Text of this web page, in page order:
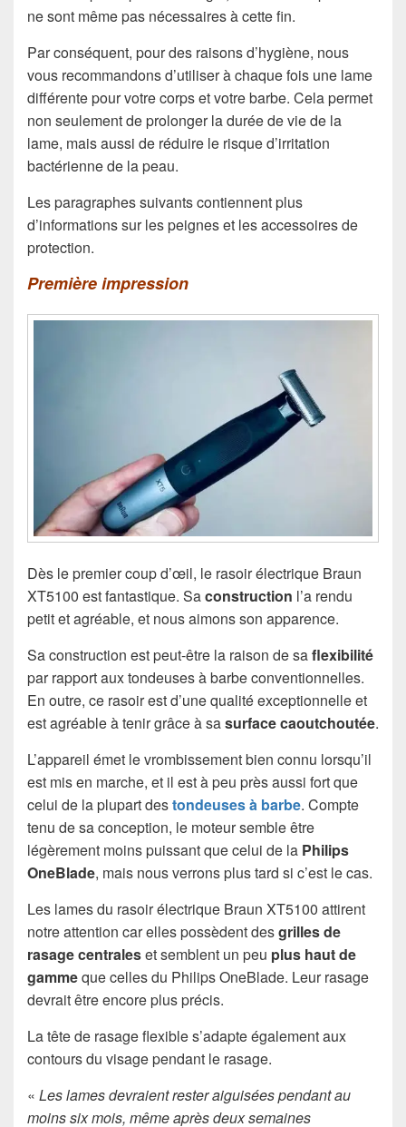
ne sont même pas nécessaires à cette fin.
Par conséquent, pour des raisons d’hygiène, nous
vous recommandons d’utiliser à chaque fois une lame
différente pour votre corps et votre barbe. Cela permet
non seulement de prolonger la durée de vie de la
lame, mais aussi de réduire le risque d’irritation
bactérienne de la peau.
Les paragraphes suivants contiennent plus
d’informations sur les peignes et les accessoires de
protection.
Première impression
Dès le premier coup d’œil, le rasoir électrique Braun
XT5100 est fantastique. Saconstruction l’a rendu
petit et agréable, et nous aimons son apparence.
Sa construction est peut-être la raison de saflexibilité
par rapport aux tondeuses à barbe conventionnelles.
En outre, ce rasoir est d’une qualité exceptionnelle et
est agréable à tenir grâce à sasurface caoutchoutée.
L’appareil émet le vrombissement bien connu lorsqu’il
est mis en marche, et il est à peu près aussi fort que
celui de la plupart destondeuses à barbe. Compte
tenu de sa conception, le moteur semble être
légèrement moins puissant que celui de la Philips
OneBlade, mais nous verrons plus tard si c’est le cas.
Les lames du rasoir électrique Braun XT5100 attirent
notre attention car elles possèdent desgrilles de
rasage centraleset semblent un peu plus haut de
gammeque celles du Philips OneBlade. Leur rasage
devrait être encore plus précis.
La tête de rasage flexible s’adapte également aux
contours du visage pendant le rasage.
« Les lames devraient rester aiguisées pendant au
moins six mois, même après deux semaines